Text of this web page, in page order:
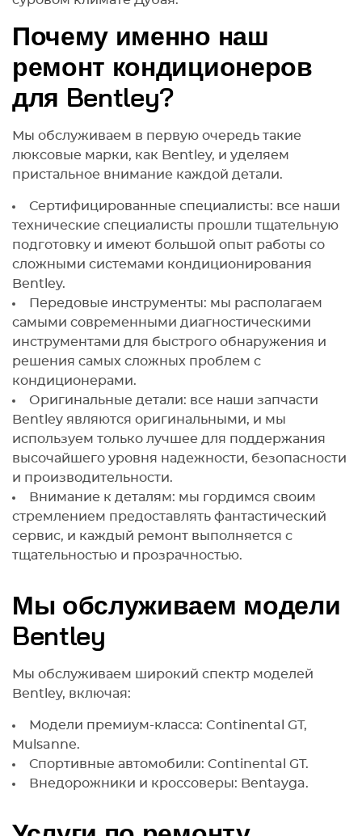
Почему именно наш
ремонт кондиционеров
для Bentley?
Мы обслуживаем в первую очередь такие
люксовые марки, как Bentley, и уделяем
пристальное внимание каждой детали.
Сертифицированные специалисты: все наши
технические специалисты прошли тщательную
подготовку и имеют большой опыт работы со
сложными системами кондиционирования
Bentley.
Передовые инструменты: мы располагаем
самыми современными диагностическими
инструментами для быстрого обнаружения и
решения самых сложных проблем с
кондиционерами.
Оригинальные детали: все наши запчасти
Bentley являются оригинальными, и мы
используем только лучшее для поддержания
высочайшего уровня надежности, безопасности
и производительности.
Внимание к деталям: мы гордимся своим
стремлением предоставлять фантастический
сервис, и каждый ремонт выполняется с
тщательностью и прозрачностью.
Мы обслуживаем модели
Bentley
Мы обслуживаем широкий спектр моделей
Bentley, включая:
Модели премиум-класса: Continental GT,
Mulsanne.
Спортивные автомобили: Continental GT.
Внедорожники и кроссоверы: Bentayga.